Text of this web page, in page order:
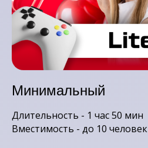
Минимальный
Длительность - 1 час 50 мин
Вместимость - до 10 человек